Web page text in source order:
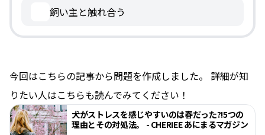
飼い主と触れ合う
今回はこちらの記事から問題を作成しました。 詳細が知
りたい人はこちらも読んでみてください！
犬がストレスを感じやすいのは春だった?!5つの
理由とその対処法。 - CHERIEE あにまるマガジン